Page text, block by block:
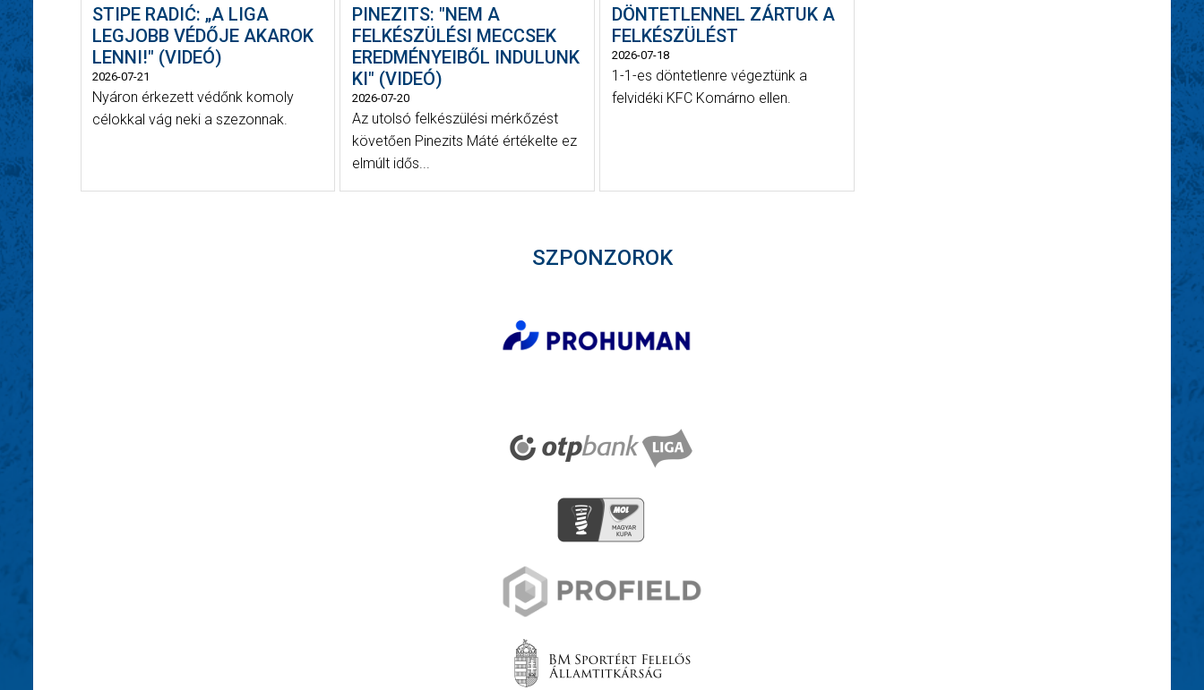
STIPE RADIĆ: „A LIGA
LEGJOBB VÉDŐJE AKAROK
LENNI!" (VIDEÓ)
2026-07-21
Nyáron érkezett védőnk komoly
célokkal vág neki a szezonnak.
PINEZITS: "NEM A
FELKÉSZÜLÉSI MECCSEK
EREDMÉNYEIBŐL INDULUNK
KI" (VIDEÓ)
2026-07-20
Az utolsó felkészülési mérkőzést
követően Pinezits Máté értékelte ez
elmúlt idős...
DÖNTETLENNEL ZÁRTUK A
FELKÉSZÜLÉST
2026-07-18
1-1-es döntetlenre végeztünk a
felvidéki KFC Komárno ellen.
SZPONZOROK